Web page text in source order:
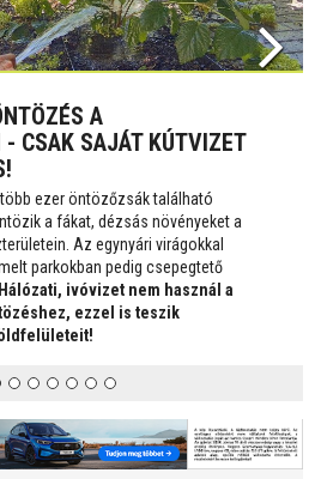
A
- CSAK SAJÁT KÚTVIZET
ezer öntözőzsák található
a fákat, dézsás növényeket a
Az egynyári virágokkal
parkokban pedig csepegtető
Hálózati, ivóvizet nem használ a
ezzel is teszik